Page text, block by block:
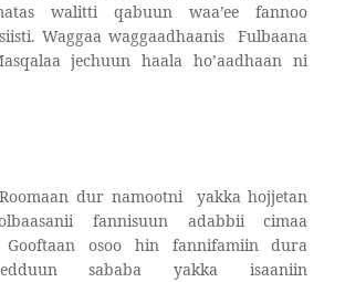
walitti qabuun waa’ee fannoo
Waggaa waggaadhaanis
Fulbaana
jechuun haala ho’aadhaan ni
dur namootni
yakka hojjetan
fannisuun adabbii cimaa
osoo hin fannifamiin dura
sababa yakka isaaniin